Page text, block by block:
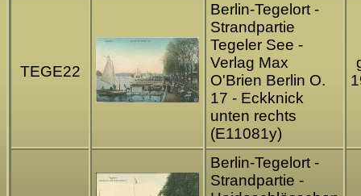
TEGE22
Berlin-Tegelort -
Strandpartie
Tegeler See -
Verlag Max
O'Brien Berlin O.
17 - Eckknick
unten rechts
(E11081y)
Berlin-Tegelort -
Strandpartie -